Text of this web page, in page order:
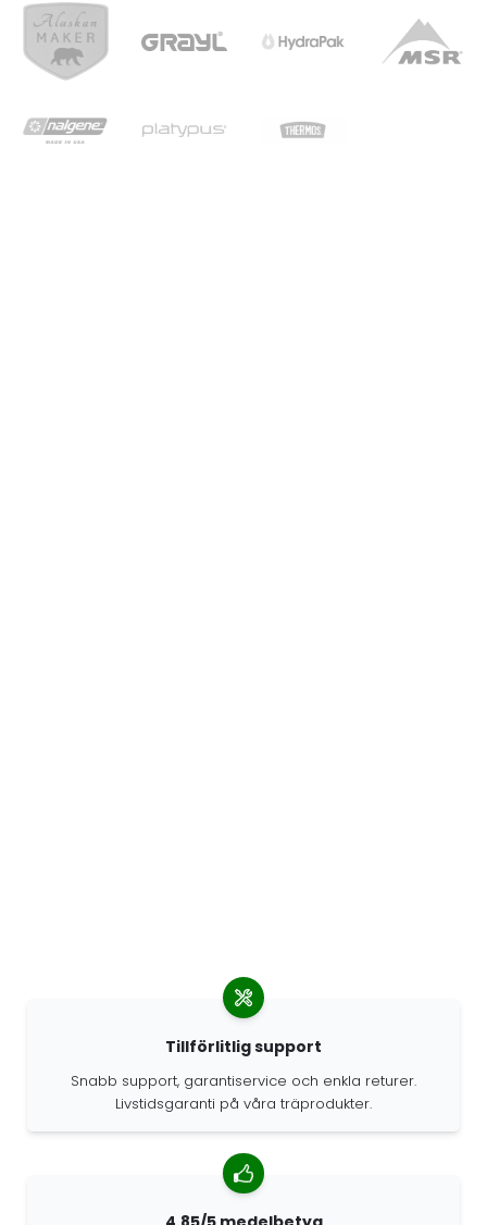
Tillförlitlig support
Snabb support, garantiservice och enkla returer.
Livstidsgaranti på våra träprodukter.